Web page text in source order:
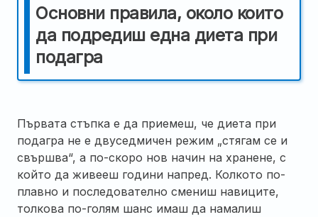
Основни правила, около които
да подредиш една диета при
подагра
Първата стъпка е да приемеш, че диета при
подагра не е двуседмичен режим „стягам се и
свършва“, а по-скоро нов начин на хранене, с
който да живееш години напред. Колкото по-
плавно и последователно смениш навиците,
толкова по-голям шанс имаш да намалиш